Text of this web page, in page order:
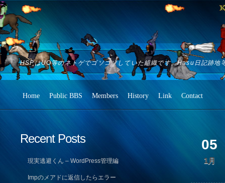
HSPはUO等のネトゲでゴソゴソしていた組織です。Hasu日記跡地
Home Public BBS Members History Link Contact
05
1月
Recent Posts
現実逃避くん – WordPress管理編
Impのメアドに返信したらエラー